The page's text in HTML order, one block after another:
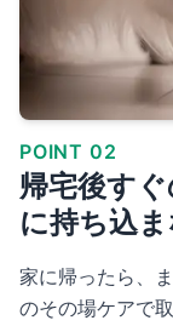
POINT 02
帰宅後す
に持ち込
家に帰ったら、
のその場ケアで